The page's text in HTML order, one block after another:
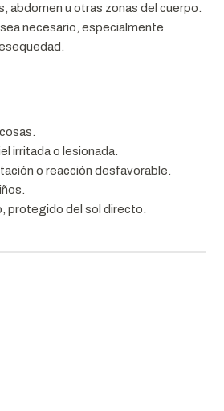
abdomen u otras zonas del cuerpo.
necesario, especialmente
irritada o lesionada.
o reacción desfavorable.
protegido del sol directo.